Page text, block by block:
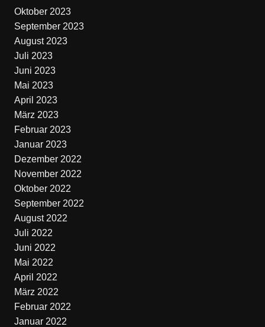
Oktober 2023
September 2023
August 2023
Juli 2023
Juni 2023
Mai 2023
April 2023
März 2023
Februar 2023
Januar 2023
Dezember 2022
November 2022
Oktober 2022
September 2022
August 2022
Juli 2022
Juni 2022
Mai 2022
April 2022
März 2022
Februar 2022
Januar 2022